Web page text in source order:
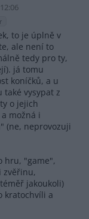
to je úplně v
ale není to
tedy pro ty,
já tomu
koníčků, a u
také vysypat z
o jejich
možná i
(ne, neprovozuji
hru, "game",
zvěřinu,
jakoukoli)
kratochvíli a